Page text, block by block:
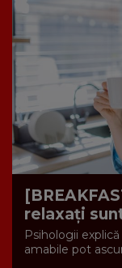
relaxați
Psihologii
amabile pot